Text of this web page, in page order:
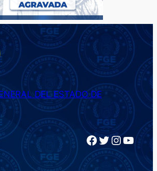
DEL ESTADO DE
Facebook Twitter InstagramYouTube